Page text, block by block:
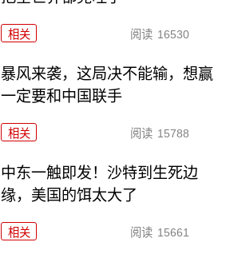
相关 阅读 16530
暴风来袭，这局决不能输，想赢
一定要和中国联手
相关 阅读 15788
中东一触即发！沙特到生死边
缘，美国的饵太大了
相关 阅读 15661